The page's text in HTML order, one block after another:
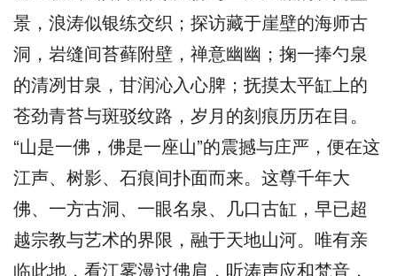
景，浪涛似银练交织；探访藏于崖壁的海师古
洞，岩缝间苔藓附壁，禅意幽幽；掬一捧勺泉
的清冽甘泉，甘润沁入心脾；抚摸太平缸上的
苍劲青苔与斑驳纹路，岁月的刻痕历历在目。
“山是一佛，佛是一座山”的震撼与庄严，便在这
江声、树影、石痕间扑面而来。这尊千年大
佛、一方古洞、一眼名泉、几口古缸，早已超
越宗教与艺术的界限，融于天地山河。唯有亲
临此地，看江雾漫过佛肩，听涛声应和梵音，